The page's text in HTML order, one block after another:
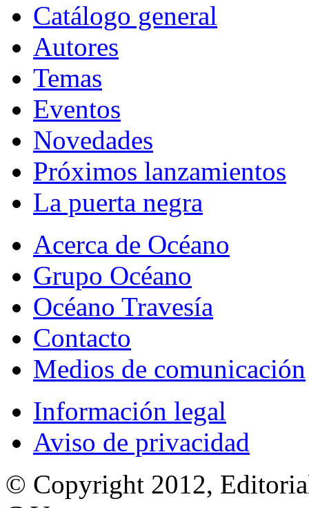
Catálogo general
Autores
Temas
Eventos
Novedades
Próximos lanzamientos
La puerta negra
Acerca de Océano
Grupo Océano
Océano Travesía
Contacto
Medios de comunicación
Información legal
Aviso de privacidad
© Copyright 2012,